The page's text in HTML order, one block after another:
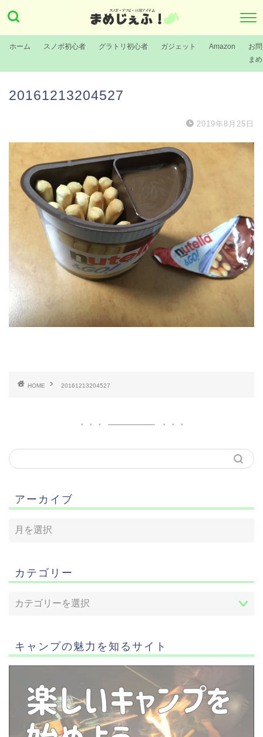
ホーム スノボ初心者 グラトリ初心者 ガジェット Amazon
お
ま
20161213204527
2019年8月25日
HOME 20161213204527
アーカイブ
カテゴリー
キャンプの魅力を知るサイト